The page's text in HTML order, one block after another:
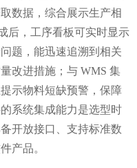
数据，综合展示生产相
后，工序看板可实时显示
题，能迅速追溯到相关
改进措施；与 WMS 集
示物料短缺预警，保障
系统集成能力是选型时
开放接口、支持标准数
产品。